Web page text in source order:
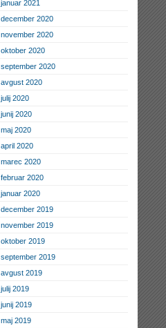
januar 2021
december 2020
november 2020
oktober 2020
september 2020
avgust 2020
julij 2020
junij 2020
maj 2020
april 2020
marec 2020
februar 2020
januar 2020
december 2019
november 2019
oktober 2019
september 2019
avgust 2019
julij 2019
junij 2019
maj 2019